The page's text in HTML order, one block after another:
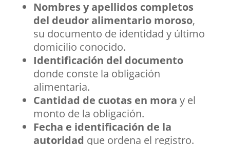
Nombres y apellidos completos
del deudor alimentario moroso,
su documento de identidad y último
domicilio conocido.
Identificación del documento
donde conste la obligación
alimentaria.
Cantidad de cuotas en mora y el
monto de la obligación.
Fecha e identificación de la
autoridad que ordena el registro.